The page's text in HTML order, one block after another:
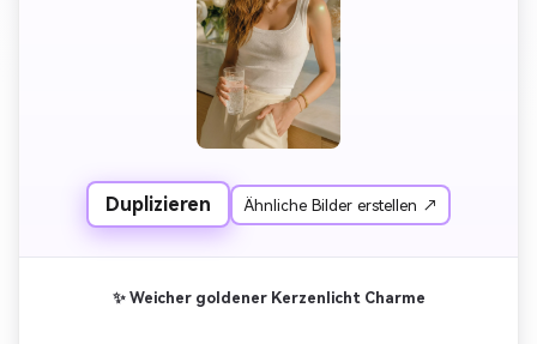
Duplizieren Ähnliche Bilder erstellen ↗
✨ Weicher goldener Kerzenlicht Charme